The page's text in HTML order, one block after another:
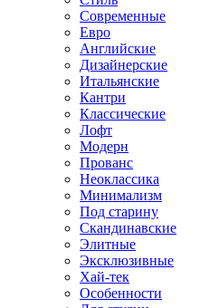
Современные
Евро
Английские
Дизайнерские
Итальянские
Кантри
Классические
Лофт
Модерн
Прованс
Неоклассика
Минимализм
Под старину
Скандинавские
Элитные
Эксклюзивные
Хай-тек
Особенности